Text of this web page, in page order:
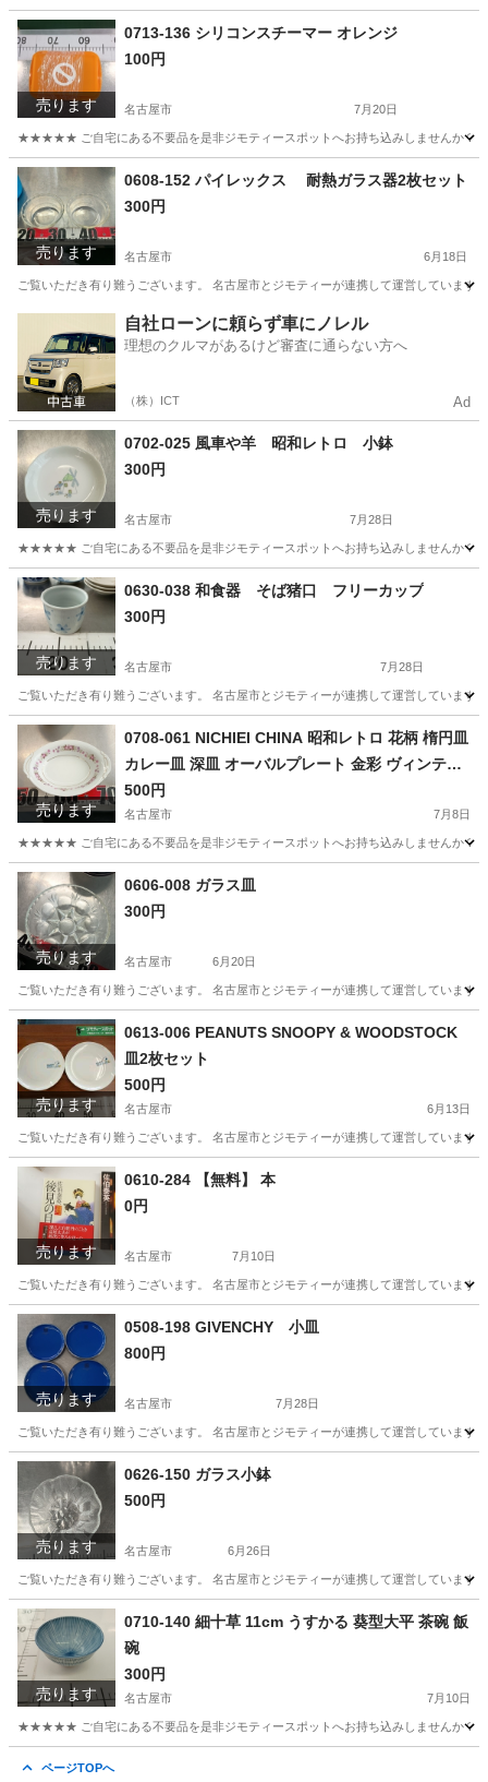
愛知 名古屋市 ガラス
売ります
0713-136 シリコンスチーマー オレンジ
100円
名古屋市 7月20日
★★★★★ ご自宅にある不要品を是非ジモティースポットへお持ち込みしませんか？
愛知 名古屋市 スチーマー
売ります
0608-152 パイレックス 耐熱ガラス器2枚セット
300円
名古屋市 6月18日
ご覧いただき有り難うございます。 名古屋市とジモティーが連携して運営してい
食器 リユース
自社ローンに頼らず車にノレル
理想のクルマがあるけど審査に通らない方へ
（株）ICT Ad
売ります
0702-025 風車や羊 昭和レトロ 小鉢
300円
名古屋市 7月28日
★★★★★ ご自宅にある不要品を是非ジモティースポットへお持ち込みしませんか？
愛知 名古屋市 小鉢
売ります
0630-038 和食器 そば猪口 フリーカップ
300円
名古屋市 7月28日
ご覧いただき有り難うございます。 名古屋市とジモティーが連携して運営してい
愛知 名古屋市
売ります
0708-061 NICHIEI CHINA 昭和レトロ 花柄 楕円皿
カレー皿 深皿 オーバルプレート 金彩 ヴィンテー
ジ
500円
名古屋市 7月8日
★★★★★ ご自宅にある不要品を是非ジモティースポットへお持ち込みしませんか？
愛知 名古屋市 ヴィンテージ
売ります
0606-008 ガラス皿
300円
名古屋市 6月20日
ご覧いただき有り難うございます。 名古屋市とジモティーが連携して運営してい
愛知 名古屋市
売ります
0613-006 PEANUTS SNOOPY & WOODSTOCK
皿2枚セット
500円
名古屋市 6月13日
ご覧いただき有り難うございます。 名古屋市とジモティーが連携して運営してい
愛知 名古屋市 リユース
売ります
0610-284 【無料】 本
0円
名古屋市 7月10日
ご覧いただき有り難うございます。 名古屋市とジモティーが連携して運営してい
愛知 名古屋市
売ります
0508-198 GIVENCHY 小皿
800円
名古屋市 7月28日
ご覧いただき有り難うございます。 名古屋市とジモティーが連携して運営してい
愛知 名古屋市 リユース
売ります
0626-150 ガラス小鉢
500円
名古屋市 6月26日
ご覧いただき有り難うございます。 名古屋市とジモティーが連携して運営してい
愛知 名古屋市 リユース
売ります
0710-140 細十草 11cm うすかる 葵型大平 茶碗 飯
碗
300円
名古屋市 7月10日
★★★★★ ご自宅にある不要品を是非ジモティースポットへお持ち込みしませんか？
ページTOPへ